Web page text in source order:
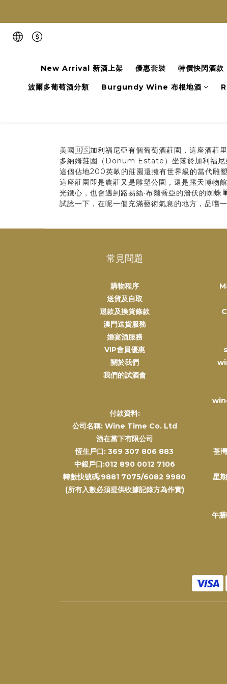
New Arrival 新酒上架
優惠套裝 特價快閃酒款
波爾多葡萄酒分類 Burgundy Wine 布根地酒
美國🇺🇸加利福尼亞有個葡萄酒莊園，這座酒莊里
多納姆莊園（Donum Estate）坐落於加利福尼
這個佔地200英畝的莊園還擁有世界級的當代雕塑
這座莊園即是農莊又是雕塑公園，還是露天博物
光鐵心，也會遇到路易絲·布爾喬亞的潛伏的蜘
試諗一下，在呢一個充滿藝術氣息的地方，品嚐
常見問題
購物程序
送貨及自取
退款及換貨條款
澳門送貨服務
婚宴酒服務
VIP會員優惠
關於我們
我們的試酒會
付款資料:
公司名稱: Wine Time Co. Ltd
酒在當下有限公司
恆生戶口: 369 307 806 883
中銀戶口:012 890 0012 7106
轉數快號碼:9881 7075/6082 9980
(所有入數必須提供收據記錄方為作實)
荃
星
午